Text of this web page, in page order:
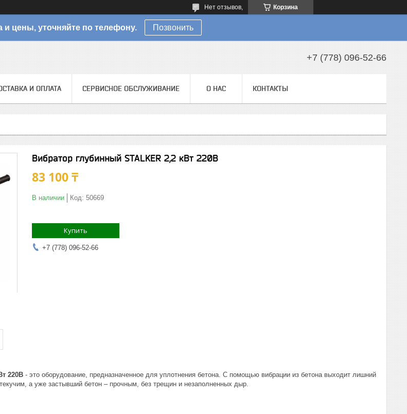
Корзина
Нет отзывов,
и цены, уточняйте по телефону. Позвонить
+7 (778) 096-52-66
И ОПЛАТА СЕРВИСНОЕ ОБСЛУЖИВАНИЕ О НАС КОНТАКТЫ
Вибратор глубинный STALKER 2,2 кВт 220В
83 100 ₸
В наличии Код: 50669
Купить
+7 (778) 096-52-66
220В - это оборудование, предназначенное для уплотнения бетона. С помощью вибрации из бетона выходит лишний
а уже застывший бетон – прочным, без трещин и незаполненных дыр.